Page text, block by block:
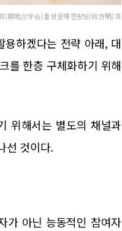
(察哈尔学会)를 방문해 한팡밍(韩方明) 회
하겠다는 전략 아래, 대
를 한층 구체화하기 위해
위해서는 별도의 채널과
선 것이다.
가 아닌 능동적인 참여자